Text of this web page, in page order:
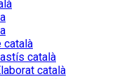
català
català
català